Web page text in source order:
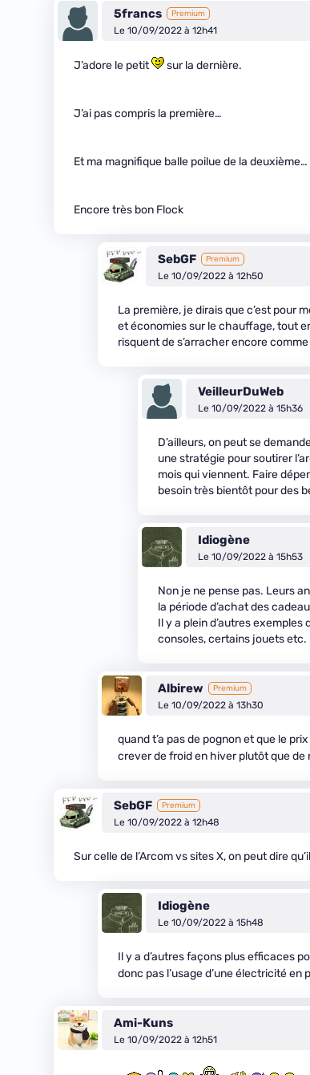
5francs Premium
Le 10/09/2022 à 12h41
J’adore le petit sur la dernière.
J’ai pas compris la première…
Et ma magnifique balle poilue de la deuxième…
Encore très bon Flock
SebGF Premium
Le 10/09/2022 à 12h50
La première, je dirais que c’est pour
et économies sur le chauffage, tout
risquent de s’arracher encore
VeilleurDuWeb
Le 10/09/2022 à 15h36
D’ailleurs, on peut se
une stratégie pour soutirer
mois qui viennent. Faire
besoin très bientôt pour des
Idiogène
Le 10/09/2022 à 15h53
Non je ne pense pas. Leurs
la période d’achat des
Il y a plein d’autres
consoles, certains jouets etc.
Albirew Premium
Le 10/09/2022 à 13h30
quand t’a pas de pognon et que le
crever de froid en hiver plutôt que
SebGF Premium
Le 10/09/2022 à 12h48
Sur celle de l’Arcom vs sites X, on peut dire
Idiogène
Le 10/09/2022 à 15h48
Il y a d’autres façons plus efficaces
donc pas l’usage d’une électricité
Ami-Kuns
Le 10/09/2022 à 12h51